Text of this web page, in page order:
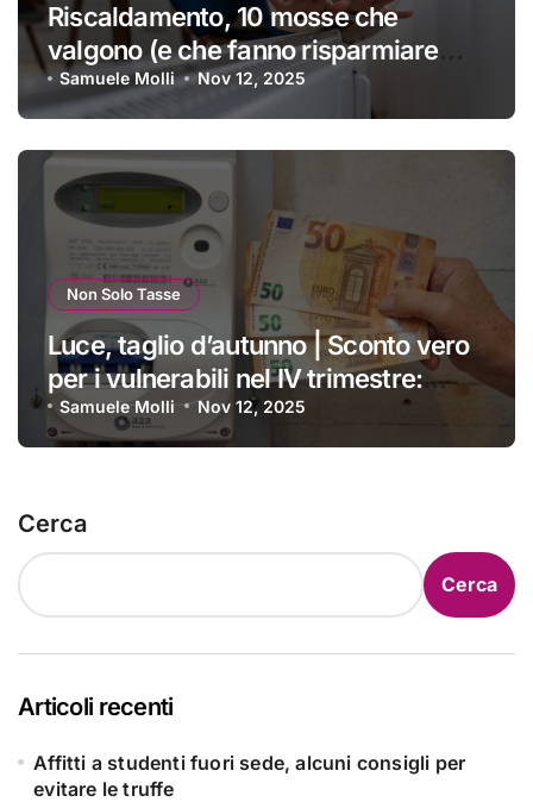
Riscaldamento, 10 mosse che
valgono (e che fanno risparmiare
tanti soldini) | I trucchi migliori per
passare un inverno spettacolare
Samuele Molli Nov 12, 2025
Non Solo Tasse
Luce, taglio d’autunno | Sconto vero
per i vulnerabili nel IV trimestre:
ecco a chi si applica e come
ottenerlo
Samuele Molli Nov 12, 2025
Cerca
Cerca
Articoli recenti
Affitti a studenti fuori sede, alcuni consigli per
evitare le truffe